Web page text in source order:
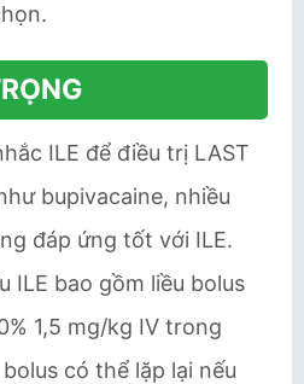
ILE để điều trị LAST
bupivacaine, nhiều
đáp ứng tốt với ILE.
ILE bao gồm liều bolus
1,5 mg/kg IV trong
có thể lặp lại nếu